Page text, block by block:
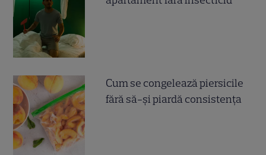
Cum se congelează piersicile
fără să-și piardă consistența